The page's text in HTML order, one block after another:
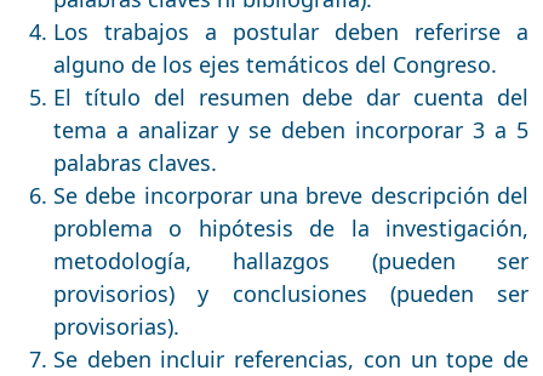
Los trabajos a postular deben referirse a
alguno de los ejes temáticos del Congreso.
El título del resumen debe dar cuenta del
tema a analizar y se deben incorporar 3 a 5
palabras claves.
Se debe incorporar una breve descripción del
problema o hipótesis de la investigación,
metodología, hallazgos (pueden ser
provisorios) y conclusiones (pueden ser
provisorias).
Se deben incluir referencias, con un tope de